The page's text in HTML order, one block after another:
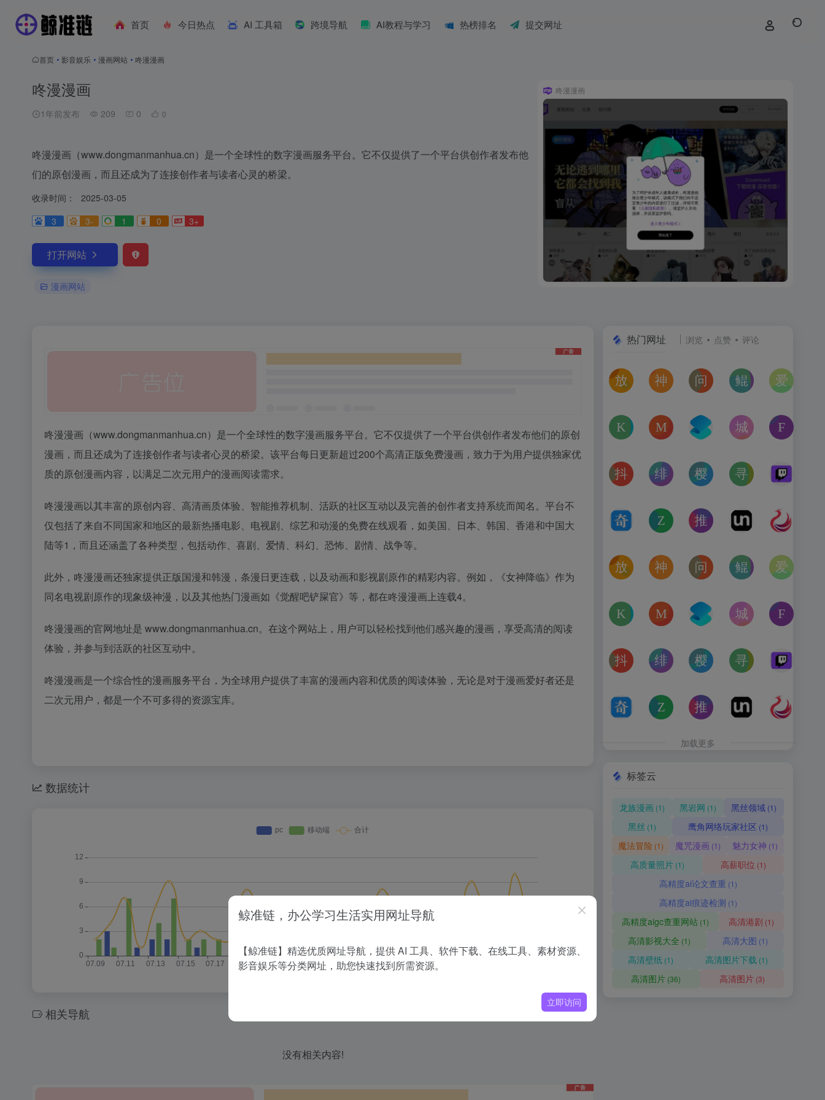
首页 今日热点 AI 工具箱 跨境导航 AI教程与学习 热榜排名 提交网址
首页 • 影音娱乐 • 漫画网站 • 咚漫漫画
咚漫漫画
1年前发布 209 0 0
咚漫漫画（www.dongmanmanhua.cn）是一个全球性的数字漫画服务平台。它不仅提供了一个平台供创作者发布他
们的原创漫画，而且还成为了连接创作者与读者心灵的桥梁。
收录时间：
2025-03-05
3
3- 1 0 3+
打开网站
漫画网站
咚漫漫画
咚漫漫画（www.dongmanmanhua.cn）是一个全球性的数字漫画服务平台。它不仅提供了一个平台供创作者发布他们的原创
漫画，而且还成为了连接创作者与读者心灵的桥梁。该平台每日更新超过200个高清正版免费漫画，致力于为用户提供独家优
质的原创漫画内容，以满足二次元用户的漫画阅读需求。
咚漫漫画以其丰富的原创内容、高清画质体验、智能推荐机制、活跃的社区互动以及完善的创作者支持系统而闻名。平台不
仅包括了来自不同国家和地区的最新热播电影、电视剧、综艺和动漫的免费在线观看，如美国、日本、韩国、香港和中国大
陆等1，而且还涵盖了各种类型，包括动作、喜剧、爱情、科幻、恐怖、剧情、战争等。
此外，咚漫漫画还独家提供正版国漫和韩漫，条漫日更连载，以及动画和影视剧原作的精彩内容。例如，《女神降临》作为
同名电视剧原作的现象级神漫，以及其他热门漫画如《觉醒吧铲屎官》等，都在咚漫漫画上连载4。
咚漫漫画的官网地址是 www.dongmanmanhua.cn。在这个网站上，用户可以轻松找到他们感兴趣的漫画，享受高清的阅读
体验，并参与到活跃的社区互动中。
咚漫漫画是一个综合性的漫画服务平台，为全球用户提供了丰富的漫画内容和优质的阅读体验，无论是对于漫画爱好者还是
二次元用户，都是一个不可多得的资源宝库。
数据统计
相关导航
没有相关内容!
热门网址 浏览 点赞 评论
放屁音乐网
在线免费下载全网MP3付费歌曲
神仙代售
神仙代售，专注于游戏账号交易平台多年
问卷星
免费使用问卷星创建问卷调查
鲲Galgame论坛
一个专注于二次元
kagurafan
游戏补丁分享网站
MCBBS
MCBBS我的世界中文论坛官网入口
转换云
转换云（
城市交通健康榜
高德地图中国主要
抖音课堂
抖音旗下综合学习平台，覆盖抖音、今日头条、西瓜视
绯月论坛
绯月是一个以动漫、游戏、音乐、绘画等为
樱之空动漫
樱之空动漫是一个专为动漫爱
寻宝天行
完美世界官方授权
奇书网
TXT电子书免费下载,TXT全集下载,小说TXT下载,全本完
Zoom Earth
Zoom Earth风暴追踪器，实时天气和卫星图
推次元
推次元a2cy.com(T站)是以
Unblast – 免费
Unblast是免费设
放屁音乐网
在线免费下载全网MP3付费歌曲
神仙代售
神仙代售，专注于游戏账号交易平台多年
问卷星
免费使用问卷星创建问卷调查
鲲Galgame论坛
一个专注于二次元
kagurafan
游戏补丁分享网站
MCBBS
MCBBS我的世界中文论坛官网入口
转换云
转换云（
城市交通健康榜
高德地图中国主要
抖音课堂
抖音旗下综合学习平台，覆盖抖音、今日头条、西瓜视
绯月论坛
绯月是一个以动漫、游戏、音乐、绘画等为
樱之空动漫
樱之空动漫是一个专为动漫爱
寻宝天行
完美世界官方授权
奇书网
TXT电子书免费下载,TXT全集下载,小说TXT下载,全本完
Zoom Earth
Zoom Earth风暴追踪器，实时天气和卫星图
推次元
推次元a2cy.com(T站)是以
Unblast – 免费
Unblast是免费设
加载更多
标签云
龙族漫画 (1) 黑岩网 (1) 黑丝领域 (1)
黑丝 (1) 鹰角网络玩家社区 (1)
魔法冒险 (1) 魔咒漫画 (1) 魅力女神 (1)
高质量照片(1) 高薪职位 (1)
高精度ai论文查重 (1)
高精度ai痕迹检测 (1)
高精度aigc查重网站 (1) 高清港剧 (1)
高清影视大全 (1) 高清大图 (1)
高清壁纸 (1) 高清图片下载 (1)
高清图片 (36) 高清图片(3)
鲸准链，办公学习生活实用网址导航
【鲸准链】精选优质网址导航，提供 AI 工具、软件下载、在线工具、素材资源、
影音娱乐等分类网址，助您快速找到所需资源。
立即访问